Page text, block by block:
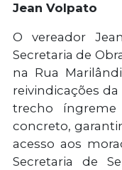
Jean Volpato
O vereador
Secretaria de
na Rua
reivindicações
trecho íngreme
concreto,
acesso aos
Secretaria de